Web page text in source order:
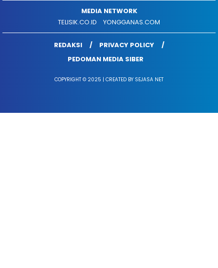
MEDIA NETWORK
TELISIK.CO.ID
YONGGANAS.COM
REDAKSI
PRIVACY POLICY
PEDOMAN MEDIA SIBER
COPYRIGHT © 2025 | CREATED BY SEJASA NET